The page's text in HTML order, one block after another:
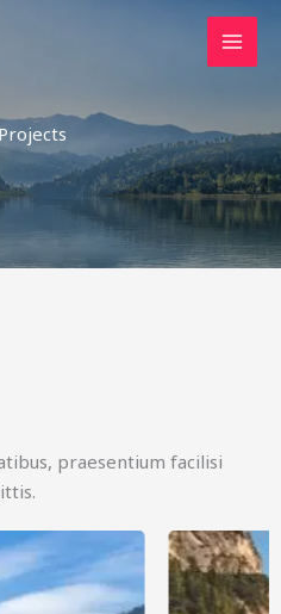
praesentium facilisi